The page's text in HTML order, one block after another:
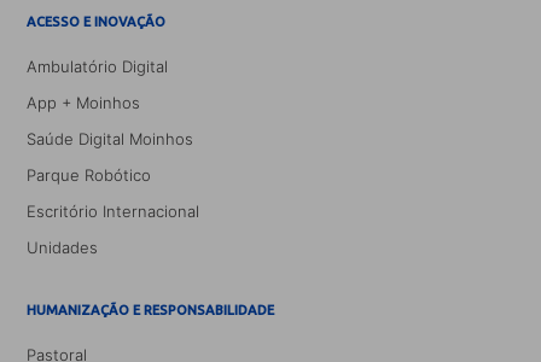
ACESSO E INOVAÇÃO
Ambulatório Digital
App + Moinhos
Saúde Digital Moinhos
Parque Robótico
Escritório Internacional
Unidades
HUMANIZAÇÃO E RESPONSABILIDADE
Pastoral